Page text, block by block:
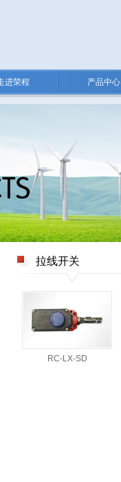
进荣程 产品中心
拉线开关
RC-LX-SD